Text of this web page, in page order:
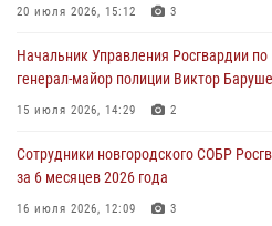
Новгородские росгвардейцы за
04 августа 2026, 09:12 1
Радиоэфир программы "Новости дня"
центре подготовки личного состава
30 июля 2026, 16:00 1
20 июля 2026, 15:12 3
Начальник Управления Росгвардии
генерал-майор полиции Виктор
15 июля 2026, 14:29 2
Сотрудники новгородского СОБР
за 6 месяцев 2026 года
16 июля 2026, 12:09 3